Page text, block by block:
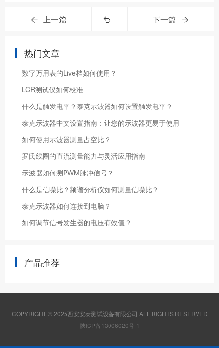
上一篇 下一篇
热门文章
数字万用表的Live档如何使用？
LCR测试仪如何校准
什么是触发电平？泰克示波器如何设置触发电平？
泰克示波器中文设置指南：让您的示波器更易于使用
如何使用示波器测量占空比？
罗氏线圈的直流测量能力与灵活应用指南
示波器如何测PWM脉冲信号？
什么是信噪比？频谱分析仪如何测量信噪比？
泰克示波器如何连接到电脑？
如何调节信号发生器的电压有效值？
产品推荐
COPYRIGHT © 2025西安安泰测试设备有限公司 ALL RIGHTS RESERVED
陕ICP备13006020号-1